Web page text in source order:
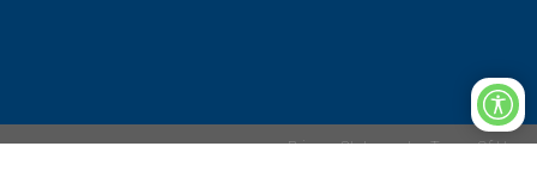
Terms Of Use
Privacy Statement